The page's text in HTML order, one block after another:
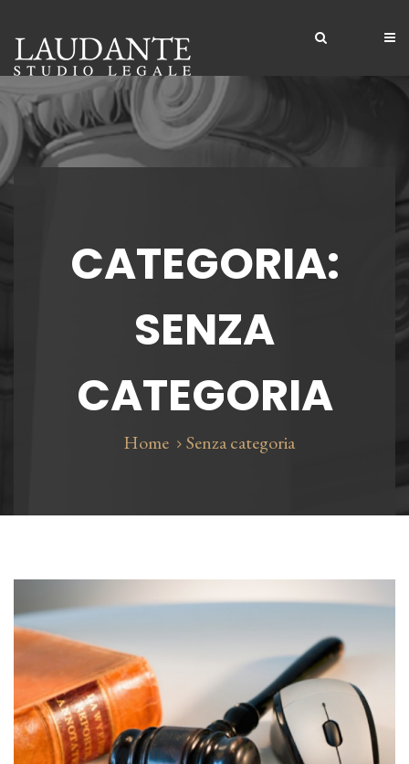
Lo Studio
Competenze
Competenze
Servizi
CATEGORIA:
SENZA
CATEGORIA
Home Senza categoria